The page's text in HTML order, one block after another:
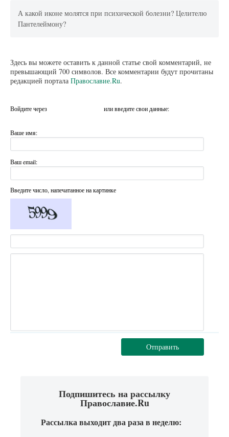
А какой иконе молятся при психической болезни? Целителю
Пантелеймону?
Здесь вы можете оставить к данной статье свой комментарий, не
превышающий 700 символов. Все комментарии будут прочитаны
редакцией портала Православие.Ru.
Войдите через или введите свои данные:
Ваше имя:
Ваш email:
Введите число, напечатанное на картинке
Отправить
Подпишитесь на рассылку
Православие.Ru
Рассылка выходит два раза в неделю: